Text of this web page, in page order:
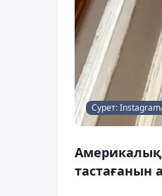
Сурет:
Америкалық
тастағанын